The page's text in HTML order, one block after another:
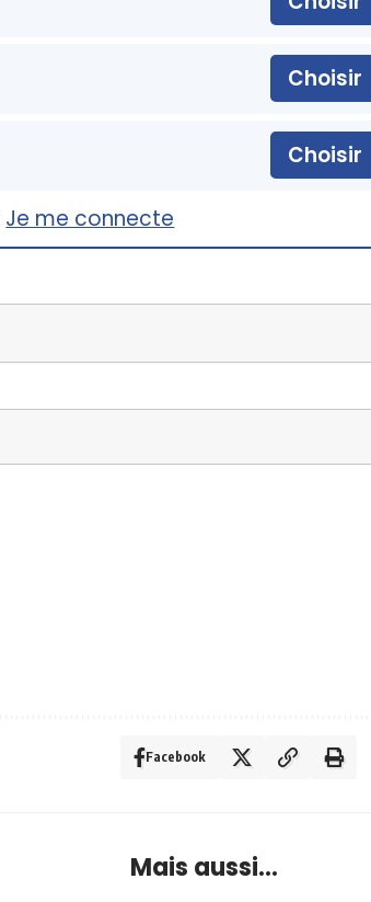
Choisir
Choisir
Je me connecte
Facebook
Mais aussi...